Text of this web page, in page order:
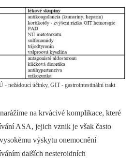
- nežádoucí účinky, GIT - gastrointestinální trakt
na krvácivé komplikace, které
ASA, jejich vznik je však často
výskytu onemocnění
dalších nesteroidních